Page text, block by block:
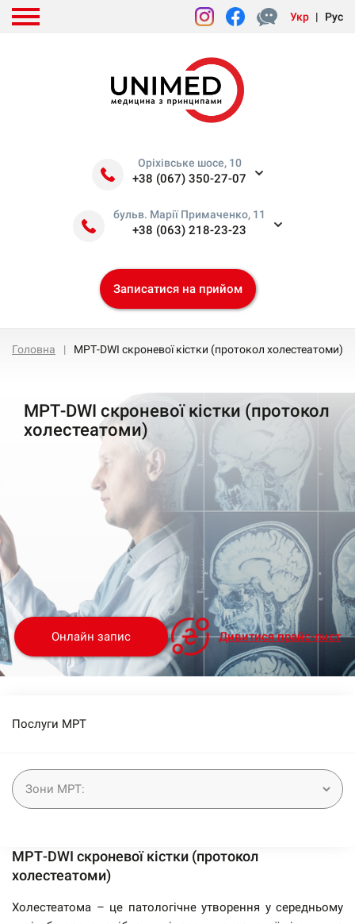
Укр | Рус
Оріхівське шосе, 10
+38 (067) 350-27-07
бульв. Марії Примаченко, 11
+38 (063) 218-23-23
Записатися на прийом
Головна МРТ-DWI скроневої кістки (протокол холестеатоми)
МРТ-DWI скроневої кістки (протокол
холестеатоми)
Онлайн запис Дивитися прайс-лист
Послуги МРТ
МРТ-DWI скроневої кістки (протокол
холестеатоми)
Холестеатома – це патологічне утворення у середньому